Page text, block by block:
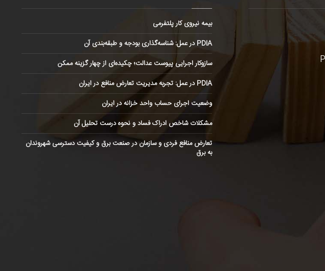
بیمه نیروی کار پلتفرمی
PDIA در عمل: شناسه‌گذاری بودجه و طبقه‌بندی آن
سازوکار اجرایی پیوست عدالت؛ چکیده‌ای از چهار گزینه ممکن
PDIA در عمل: تجربه مدیریت تعارض منافع در ایران
وضعیت اجرای حساب واحد خزانه در ایران
مشکلات شاخص ادراک فساد و نحوه درست تحلیل آن
تعارض منافع فردی و سازمان در صنعت برق و کیفیت دسترسی شهروندان
به برق